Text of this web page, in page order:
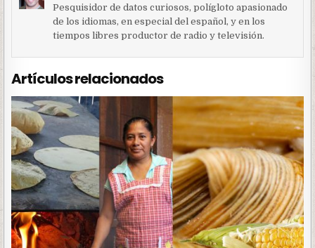
Pesquisidor de datos curiosos, polígloto apasionado
de los idiomas, en especial del español, y en los
tiempos libres productor de radio y televisión.
Artículos relacionados